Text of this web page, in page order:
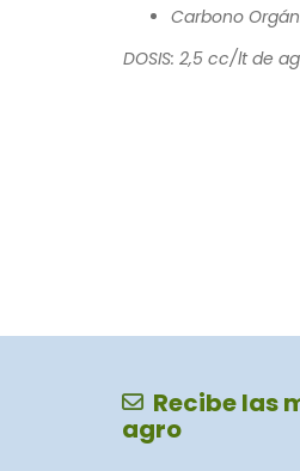
Carbono
DOSIS: 2,5 cc/lt de
Recibe las
agro